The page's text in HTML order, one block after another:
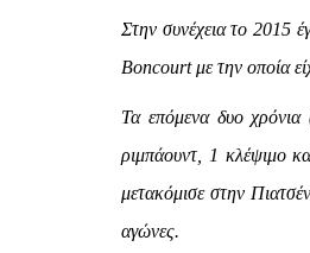
Στην συνέχεια το 2015
Boncourt με την οποία
Τα επόμενα δυο
ριμπάουντ, 1 κλέψιμο
μετακόμισε στην
αγώνες.